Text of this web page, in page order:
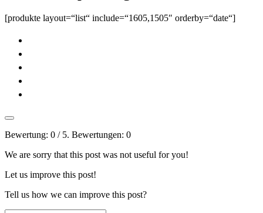
[produkte layout=“list“ include=“1605,1505″ orderby=“date“]
Bewertung: 0 / 5. Bewertungen: 0
We are sorry that this post was not useful for you!
Let us improve this post!
Tell us how we can improve this post?